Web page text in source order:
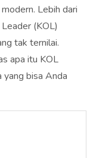
Lebih dari
(KOL)
tak ternilai.
apa itu KOL
yang bisa Anda